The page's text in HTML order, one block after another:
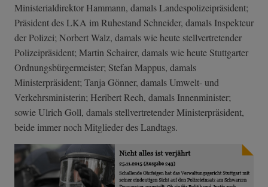
Ministerialdirektor Hammann, damals Landespolizeipräsident;
Präsident des LKA im Ruhestand Schneider, damals Inspekteur
der Polizei; Norbert Walz, damals wie heute stellvertretender
Polizeipräsident; Martin Schairer, damals wie heute Stuttgarter
Ordnungsbürgermeister; Stefan Mappus, damals
Ministerpräsident; Tanja Gönner, damals Umwelt- und
Verkehrsministerin; Heribert Rech, damals Innenminister;
sowie Ulrich Goll, damals stellvertretender Ministerpräsident,
beide immer noch Mitglieder des Landtags.